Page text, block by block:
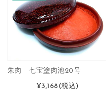
朱肉 七宝塗肉池20号
¥3,168 (税込)